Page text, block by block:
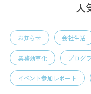
人
お知らせ 会社生活
業務効率化 プログ
イベント参加レポート